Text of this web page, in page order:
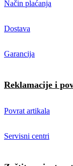
Način plaćanja
Dostava
Garancija
Reklamacije i
Povrat artikala
Servisni centri